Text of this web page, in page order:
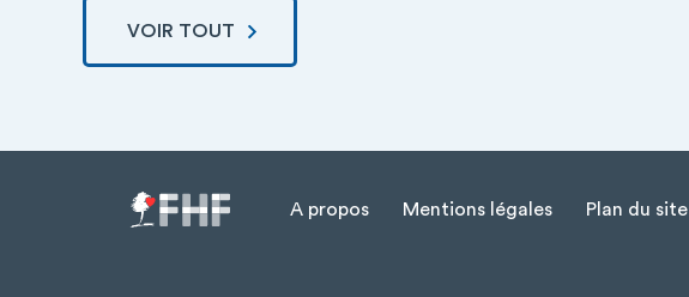
VOIR TOUT
Menu Pied de page
A propos Mentions légales Plan du site